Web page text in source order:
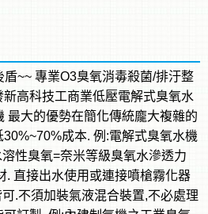
~~ 專業O3臭氧消毒殺菌/排汙整
高科技工商業低壓電解式臭氧水
最大的優勢在簡化傳統龐大複雜的
成本. 例:電解式臭氧水機
性臭氧=奈米等級臭氧水滲透力
. 直接出水使用或連接噴槍霧化器
.不須加裝氣液混合裝置,不必處理